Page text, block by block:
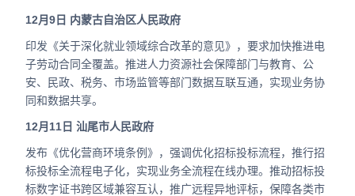
12月9日 内蒙古自治区人民政府
印发《关于深化就业领域综合改革的意见》，要求加快推进电
子劳动合同全覆盖。推进人力资源社会保障部门与教育、公
安、民政、税务、市场监管等部门数据互联互通，实现业务协
同和数据共享。
12月11日 汕尾市人民政府
发布《优化营商环境条例》，强调优化招标投标流程，推行招
标投标全流程电子化，实现业务全流程在线办理。推动招标投
标数字证书跨区域兼容互认，推广远程异地评标，保障各类市